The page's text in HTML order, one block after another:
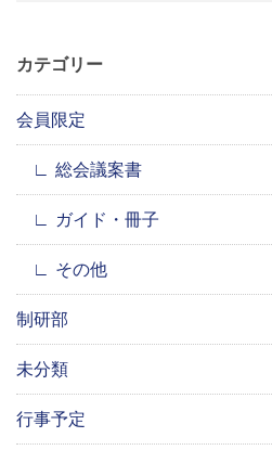
カテゴリー
会員限定
総会議案書
ガイド・冊子
その他
制研部
未分類
行事予定